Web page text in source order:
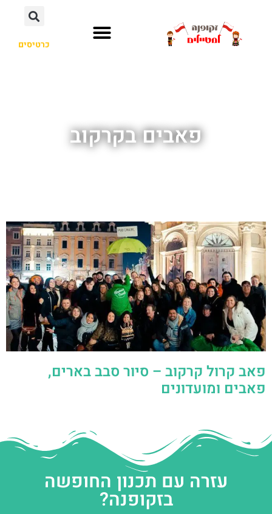
כרטיסים
פאבים בקרקוב
פאב קרול קרקוב – סיור סבב בארים,
פאבים ומועדונים
עזרה עם תכנון החופשה
בזקופנה?